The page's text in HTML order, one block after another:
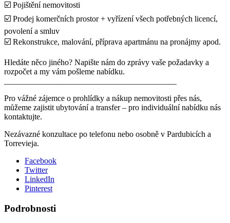
☑️ Pojištění nemovitosti
☑️ Prodej komerčních prostor + vyřízení všech potřebných licencí,
povolení a smluv
☑️ Rekonstrukce, malování, příprava apartmánu na pronájmy apod.
Hledáte něco jiného? Napište nám do zprávy vaše požadavky a
rozpočet a my vám pošleme nabídku.
Pro vážné zájemce o prohlídky a nákup nemovitosti přes nás,
můžeme zajistit ubytování a transfer – pro individuální nabídku nás
kontaktujte.
Nezávazné konzultace po telefonu nebo osobně v Pardubicích a
Torrevieja.
Facebook
Twitter
LinkedIn
Pinterest
Podrobnosti